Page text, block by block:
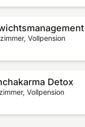
Vollpension
Detox
Vollpension